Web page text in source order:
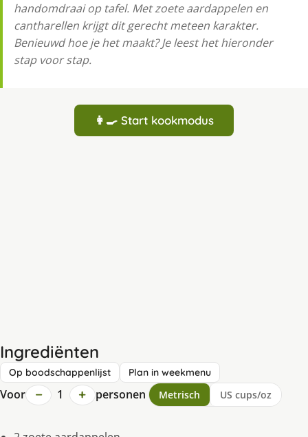
handomdraai op tafel. Met zoete aardappelen en
cantharellen krijgt dit gerecht meteen karakter.
Benieuwd hoe je het maakt? Je leest het hieronder
stap voor stap.
👩‍🍳 Start kookmodus
Ingrediënten
Op boodschappenlijst Plan in weekmenu
Voor − 1 + personen Metrisch US cups/oz